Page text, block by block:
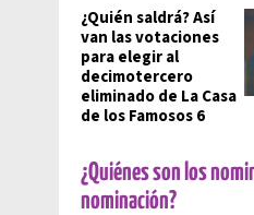
¿Quién saldrá? Así
van las votaciones
para elegir al
decimotercero
eliminado de La Casa
de los Famosos 6
¿Quiénes son los
nominación?